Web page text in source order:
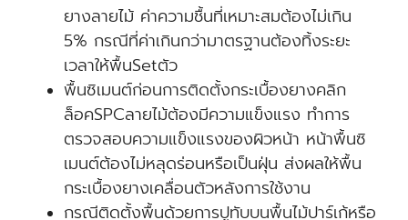
ยางลายไม้ ค่าความชื้นที่เหมาะสมต้องไม่เกิน
5% กรณีที่ค่าเกินกว่ามาตรฐานต้องทิ้งระยะ
เวลาให้พื้นSetตัว
พื้นซิเมนต์ก่อนการติดตั้งกระเบื้องยางคลิก
ล็อคSPCลายไม้ต้องมีความแข็งแรง ทำการ
ตรวจสอบความแข็งแรงของผิวหน้า หน้าพื้นซิ
เมนต์ต้องไม่หลุดร่อนหรือเป็นฝุ่น ส่งผลให้พื้น
กระเบื้องยางเคลื่อนตัวหลังการใช้งาน
กรณีติดตั้งพื้นด้วยการปูทับบนพื้นไม้ปาร์เก้หรือ